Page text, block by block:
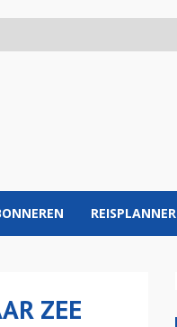
REISPLANNER
ZEE